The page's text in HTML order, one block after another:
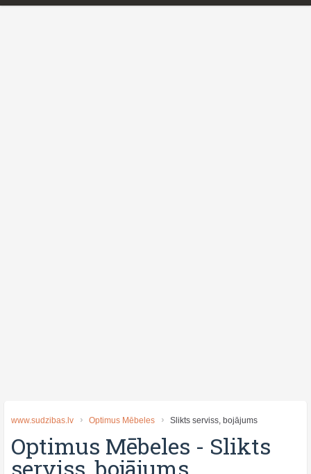
www.sudzibas.lv Optimus Mēbeles Slikts serviss, bojājums
Optimus Mēbeles - Slikts